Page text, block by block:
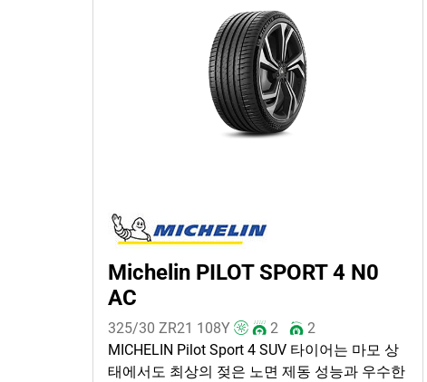
1412401
모든 유형 (10)
사계절 (1)
차종
모든 유형 (10)
승용 (10)
Michelin PILOT SPORT 4 N0
AC
325/30 ZR21 108Y 2
2
MICHELIN Pilot Sport 4 SUV 타이어는 마모 상
태에서도 최상의 젖은 노면 제동 성능과 우수한